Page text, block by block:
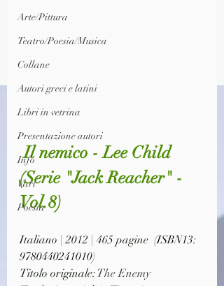
Arte/Pittura
Teatro/Poesia/Musica
Collane
Autori greci e latini
Libri in vetrina
Presentazione autori
Info
Vari
Poesia
Il nemico - Lee Child
(Serie "Jack Reacher" -
Vol.8)
Italiano | 2012 | 465 pagine (ISBN13:
9780440241010)
Titolo originale: The Enemy